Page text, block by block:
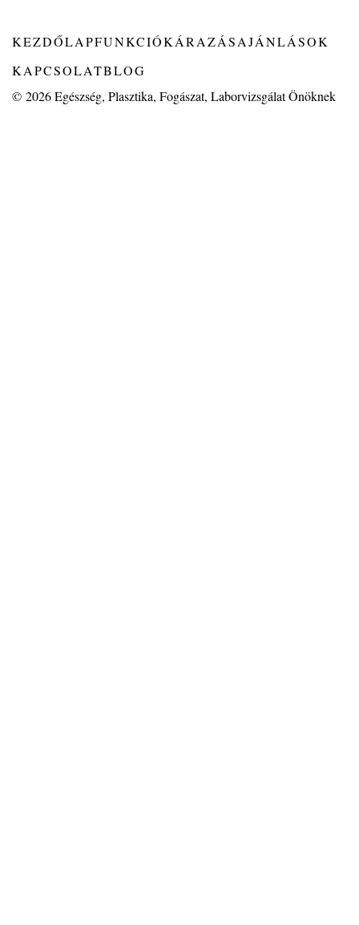
KEZDŐLAPFUNKCIÓKÁRAZÁSAJÁNLÁSOK
KAPCSOLATBLOG
© 2026Egészség, Plasztika, Fogászat, Laborvizsgálat Önöknek